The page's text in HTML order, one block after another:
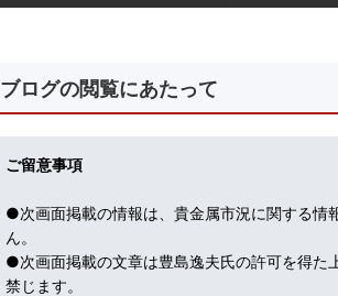
ブログの閲覧にあたって
ご留意事項
●次画面掲載の情報は、貴金属市況に関する情
ん。
●次画面掲載の文章は豊島逸夫氏の許可を得た
禁じます。